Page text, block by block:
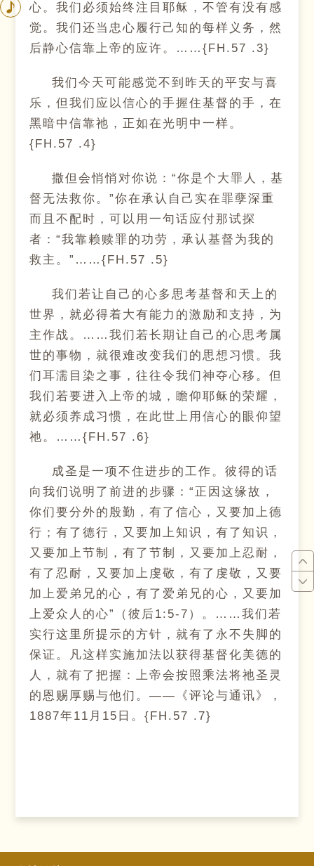
心。我们必须始终注目耶稣，不管有没有感
觉。我们还当忠心履行己知的每样义务，然
后静心信靠上帝的应许。……{FH.57 .3}
我们今天可能感觉不到昨天的平安与喜
乐，但我们应以信心的手握住基督的手，在
黑暗中信靠祂，正如在光明中一样。
{FH.57 .4}
撒但会悄悄对你说：“你是个大罪人，基
督无法救你。”你在承认自己实在罪孽深重
而且不配时，可以用一句话应付那试探
者：“我靠赖赎罪的功劳，承认基督为我的
救主。”……{FH.57 .5}
我们若让自己的心多思考基督和天上的
世界，就必得着大有能力的激励和支持，为
主作战。……我们若长期让自己的心思考属
世的事物，就很难改变我们的思想习惯。我
们耳濡目染之事，往往令我们神夺心移。但
我们若要进入上帝的城，瞻仰耶稣的荣耀，
就必须养成习惯，在此世上用信心的眼仰望
祂。……{FH.57 .6}
成圣是一项不住进步的工作。彼得的话
向我们说明了前进的步骤：“正因这缘故，
你们要分外的殷勤，有了信心，又要加上德
行；有了德行，又要加上知识，有了知识，
又要加上节制，有了节制，又要加上忍耐，
有了忍耐，又要加上虔敬，有了虔敬，又要
加上爱弟兄的心，有了爱弟兄的心，又要加
上爱众人的心”（彼后1:5-7）。……我们若
实行这里所提示的方针，就有了永不失脚的
保证。凡这样实施加法以获得基督化美德的
人，就有了把握：上帝会按照乘法将祂圣灵
的恩赐厚赐与他们。——《评论与通讯》，
1887年11月15日。{FH.57 .7}